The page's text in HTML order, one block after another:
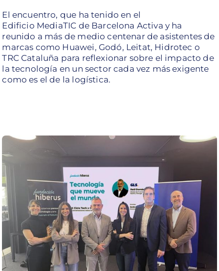
El encuentro, que ha tenido en el
Edificio MediaTIC de Barcelona Activa y ha
reunido a más de medio centenar de asistentes de
marcas como Huawei, Godó, Leitat, Hidrotec o
TRC Cataluña para reflexionar sobre el impacto de
la tecnología en un sector cada vez más exigente
como es el de la logística.